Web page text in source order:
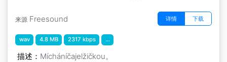
来源 Freesound 详情 下载
wav 4.8 MB 2317 kbps ...
描述： Mícháníčajelžičkou。